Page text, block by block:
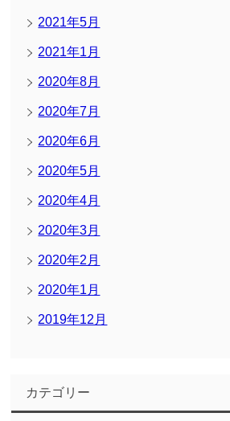
2021年5月
2021年1月
2020年8月
2020年7月
2020年6月
2020年5月
2020年4月
2020年3月
2020年2月
2020年1月
2019年12月
カテゴリー